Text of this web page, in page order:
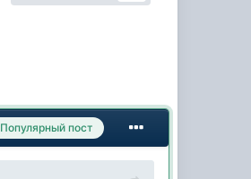
Популярный пост